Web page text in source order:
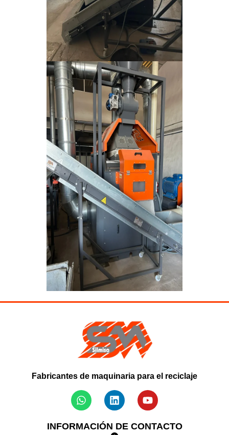
Fabricantes de maquinaria para el reciclaje
INFORMACIÓN DE CONTACTO